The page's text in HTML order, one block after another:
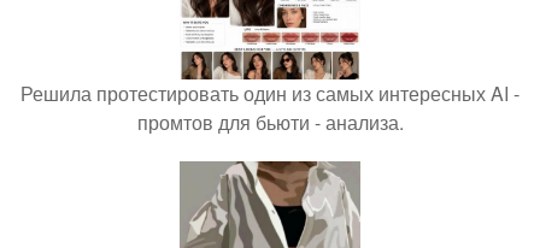
Решила протестировать один из самых интересных AI -
промтов для бьюти - анализа.